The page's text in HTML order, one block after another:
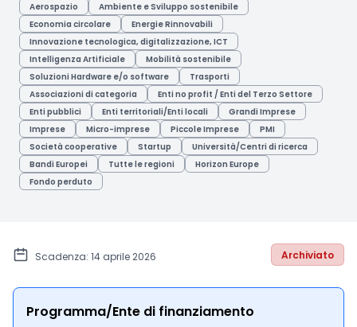
Aerospazio
Ambiente e Sviluppo sostenibile
Economia circolare
Energie Rinnovabili
Innovazione tecnologica, digitalizzazione, ICT
Intelligenza Artificiale
Mobilità sostenibile
Soluzioni Hardware e/o software
Trasporti
Associazioni di categoria
Enti no profit / Enti del Terzo Settore
Enti pubblici
Enti territoriali/Enti locali
Grandi Imprese
Imprese
Micro-imprese Piccole Imprese
PMI
Società cooperative
Startup
Università/Centri di ricerca
Bandi Europei
Tutte le regioni
Horizon Europe
Fondo perduto
Scadenza: 14 aprile 2026 Archiviato
Programma/Ente di finanziamento